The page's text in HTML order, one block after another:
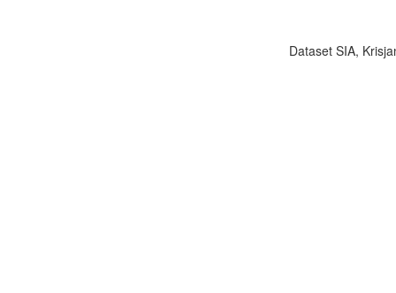
Dataset SIA,